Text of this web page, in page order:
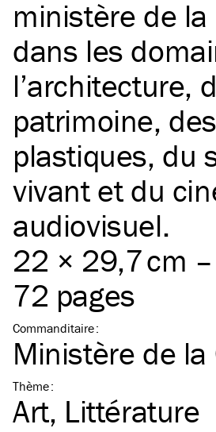
ministère de la
dans les
l’architecture,
patrimoine,
plastiques, du
vivant et du
audiovisuel.
22 × 29,7 cm –
72 pages
Commanditaire:
Ministère de la
Thème:
Art Littérature